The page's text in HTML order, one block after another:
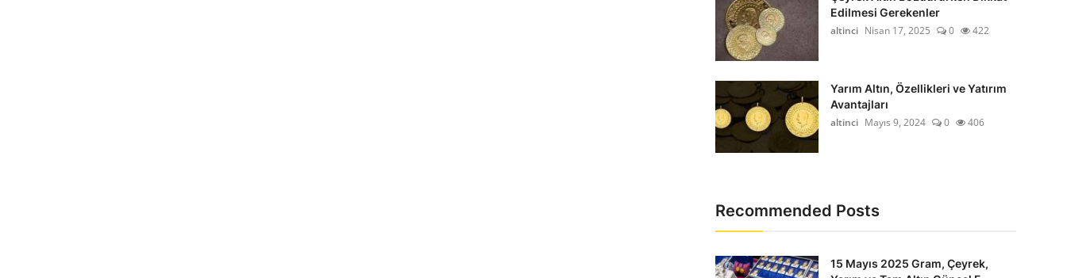
Edilmesi Gerekenler
altinci Nisan 17, 2025 0 422
Yarım Altın, Özellikleri ve Yatırım
Avantajları
altinci Mayıs 9, 2024 0 406
Recommended Posts
15 Mayıs 2025 Gram, Çeyrek,